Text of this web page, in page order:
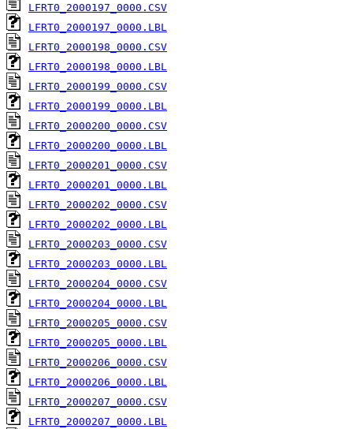
LFRT0_2000197_0000.CSV
LFRT0_2000197_0000.LBL
LFRT0_2000198_0000.CSV
LFRT0_2000198_0000.LBL
LFRT0_2000199_0000.CSV
LFRT0_2000199_0000.LBL
LFRT0_2000200_0000.CSV
LFRT0_2000200_0000.LBL
LFRT0_2000201_0000.CSV
LFRT0_2000201_0000.LBL
LFRT0_2000202_0000.CSV
LFRT0_2000202_0000.LBL
LFRT0_2000203_0000.CSV
LFRT0_2000203_0000.LBL
LFRT0_2000204_0000.CSV
LFRT0_2000204_0000.LBL
LFRT0_2000205_0000.CSV
LFRT0_2000205_0000.LBL
LFRT0_2000206_0000.CSV
LFRT0_2000206_0000.LBL
LFRT0_2000207_0000.CSV
LFRT0_2000207_0000.LBL